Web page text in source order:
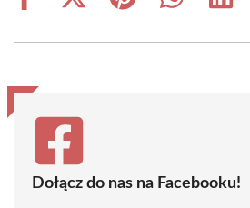
(Twitter)
Dołącz do nas na Facebooku!